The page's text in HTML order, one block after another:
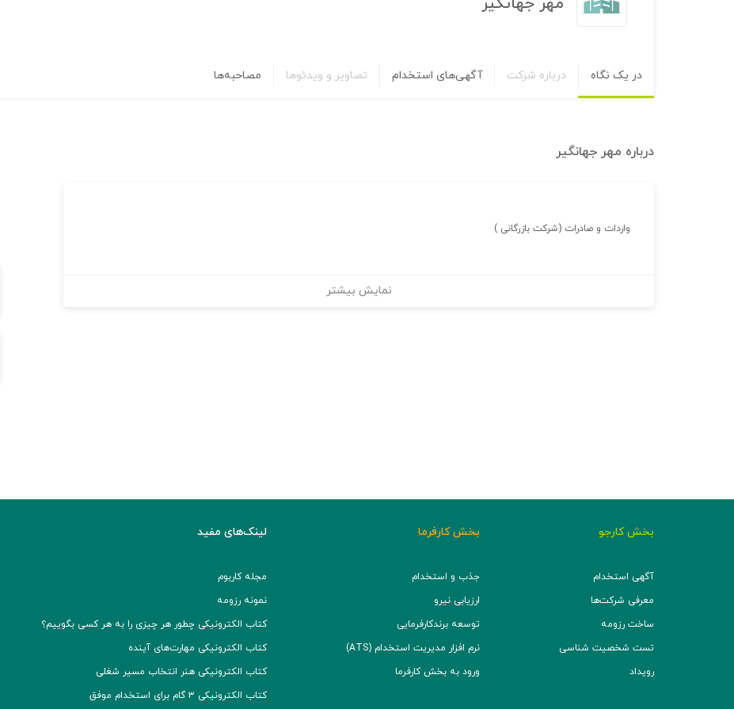
در یک نگاه درباره شرکت آگهی‌های استخدام تصاویر و ویدئوها مصاحبه‌ها
درباره مهر جهانگیر
واردات و صادرات (شرکت بازرگانی )
نمایش بیشتر
بخش کارجو
آگهی استخدام
معرفی شرکت‌ها
ساخت رزومه
تست شخصیت شناسی
رویداد
بخش کارفرما
جذب و استخدام
ارزیابی نیرو
توسعه برند‌کارفرمایی
نرم افزار مدیریت استخدام (ATS)
ورود به بخش کارفرما
لینک‌های مفید
مجله کاربوم
نمونه رزومه
کتاب الکترونیکی چطور هر چیزی را به هر کسی بگوییم؟
کتاب الکترونیکی مهارت‌های آینده
کتاب الکترونیکی هنر انتخاب مسیر شغلی
کتاب الکترونیکی ۳ گام برای استخدام موفق